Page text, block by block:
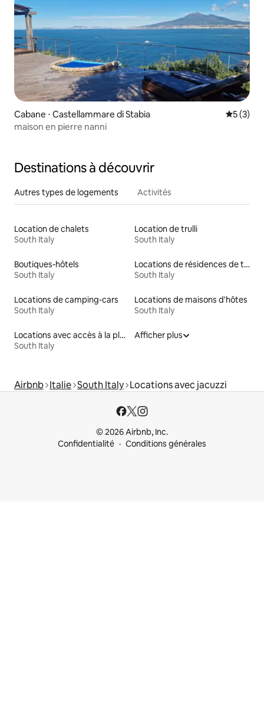
Cabane ⋅ Castellammare di Stabia
5 (3)
maison en pierre nanni
Destinations à découvrir
Autres types de logements Activités
Location de chalets
South Italy
Location de trulli
South Italy
Boutiques-hôtels
South Italy
Locations de résidences de tourisme
South Italy
Locations de camping-cars
South Italy
Locations de maisons d'hôtes
South Italy
Locations avec accès à la plage
South Italy
Afficher plus
Airbnb Italie South Italy Locations avec jacuzzi
© 2026 Airbnb, Inc.
Confidentialité
Conditions générales